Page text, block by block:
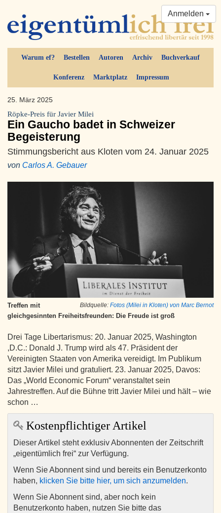
Warum ef? Bestellen Autoren Archiv Buchverkauf
Konferenz Marktplatz Impressum
Anmelden
25. März 2025
Röpke-Preis für Javier Milei
Ein Gaucho badet in Schweizer
Begeisterung
Stimmungsbericht aus Kloten vom 24. Januar 2025
von Carlos A. Gebauer
Bildquelle: Fotos (Milei in Kloten) von Marc Bernot
Treffen mit
gleichgesinnten Freiheitsfreunden: Die Freude ist groß
Drei Tage Libertarismus: 20. Januar 2025, Washington
,D.C.: Donald J. Trump wird als 47. Präsident der
Vereinigten Staaten von Amerika vereidigt. Im Publikum
sitzt Javier Milei und gratuliert. 23. Januar 2025, Davos:
Das „World Economic Forum“ veranstaltet sein
Jahrestreffen. Auf die Bühne tritt Javier Milei und hält – wie
schon …
Kostenpflichtiger Artikel
Dieser Artikel steht exklusiv Abonnenten der Zeitschrift
„eigentümlich frei“ zur Verfügung.
Wenn Sie Abonnent sind und bereits ein Benutzerkonto
haben, klicken Sie bitte hier, um sich anzumelden.
Wenn Sie Abonnent sind, aber noch kein
Benutzerkonto haben, nutzen Sie bitte das